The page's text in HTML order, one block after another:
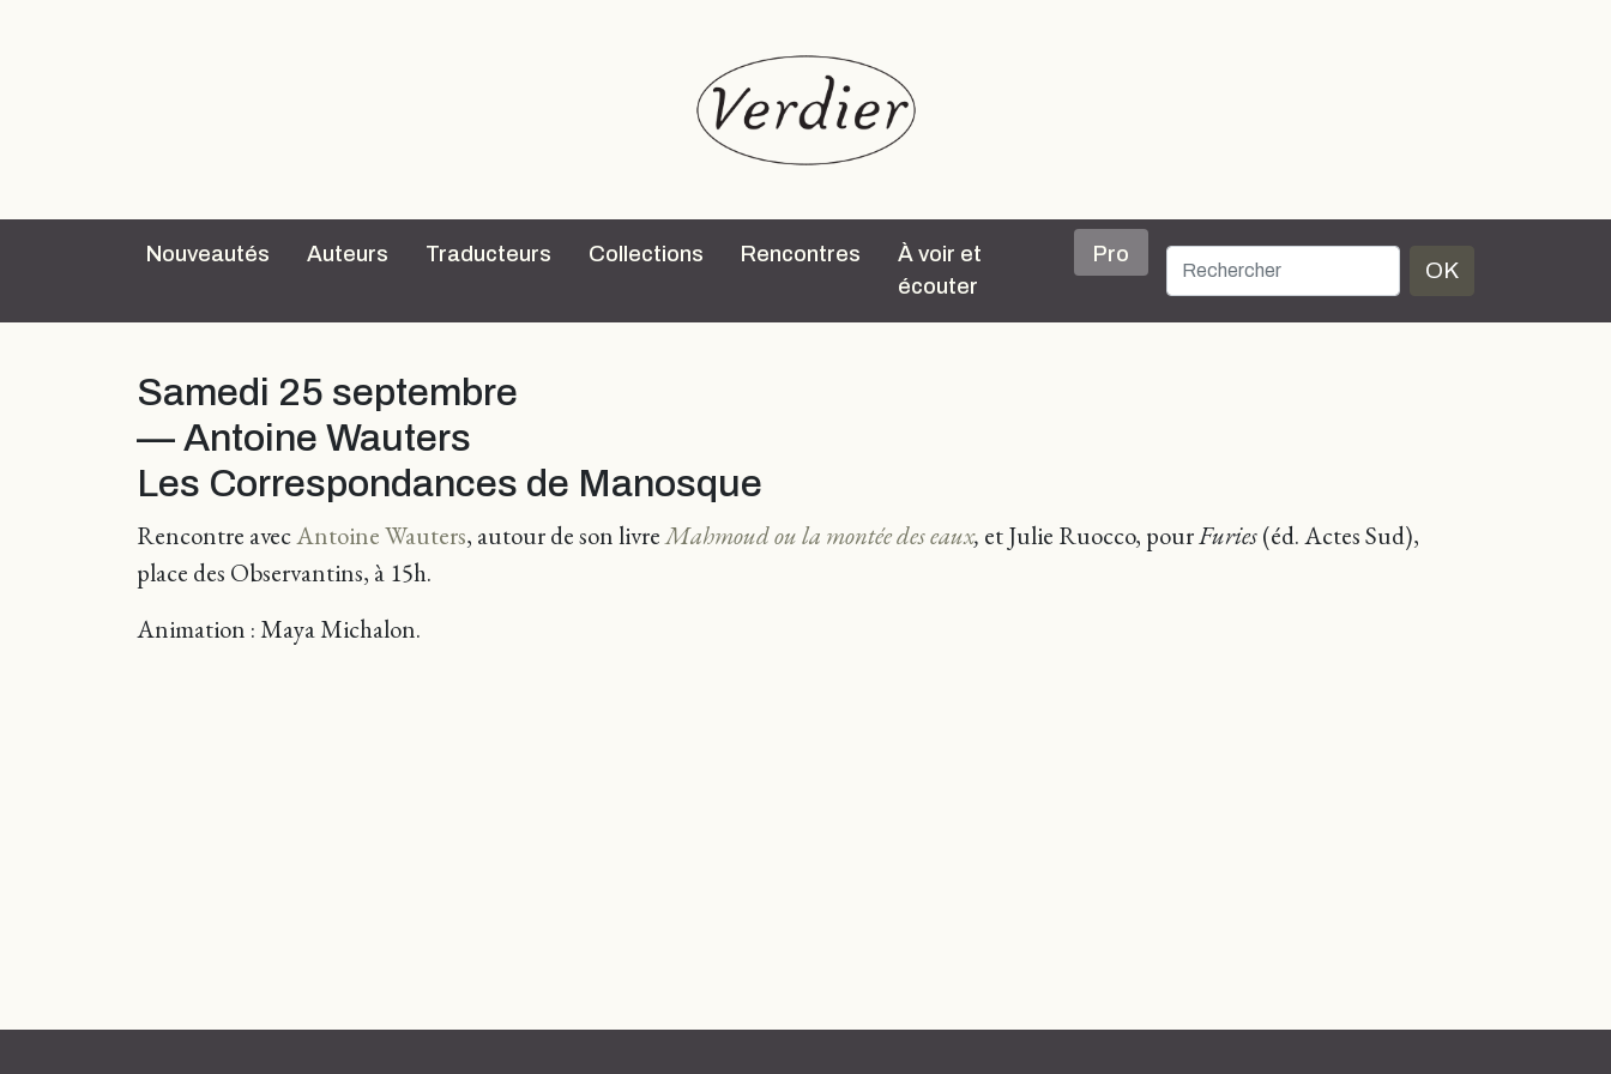
Nouveautés Auteurs Traducteurs Collections Rencontres
À voir et
écouter
Pro
OK
Samedi 25 septembre
— Antoine Wauters
Les Correspondances de Manosque
Rencontre avecAntoine Wauters, autour de son livreMahmoud ou la montée des eaux, et Julie Ruocco, pourFuries(éd. Actes Sud),
place des Observantins, à 15h.
Animation : Maya Michalon.